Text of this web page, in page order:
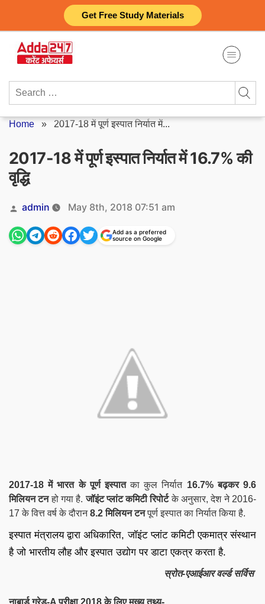
Get Free Study Materials
content
Search
Home » 2017-18 में पूर्ण इस्पात निर्यात में...
2017-18 में पूर्ण इस्पात निर्यात में 16.7% की
वृद्धि
Posted
by
admin May 8th, 2018 07:51 am
Add as a preferred
source on Google
2017-18 में भारत के पूर्ण इस्पातका कुल निर्यात 16.7% बढ़कर 9.6
मिलियन टनहो गया है.जॉइंट प्लांट कमिटी रिपोर्टके अनुसार, देश ने 2016-
17 के वित्त वर्ष के दौरान8.2 मिलियन टनपूर्ण इस्पात का निर्यात किया है.
इस्पात मंत्रालय द्वारा अधिकारित,जॉइंट प्लांट कमिटी एकमात्र संस्थान
है जो भारतीय लौह और इस्पात उद्योग पर डाटा एकत्र करता है.
स्रोत-एआईआर वर्ल्ड सर्विस
नाबार्ड ग्रेड-A परीक्षा 2018 के लिए मुख्य तथ्य-